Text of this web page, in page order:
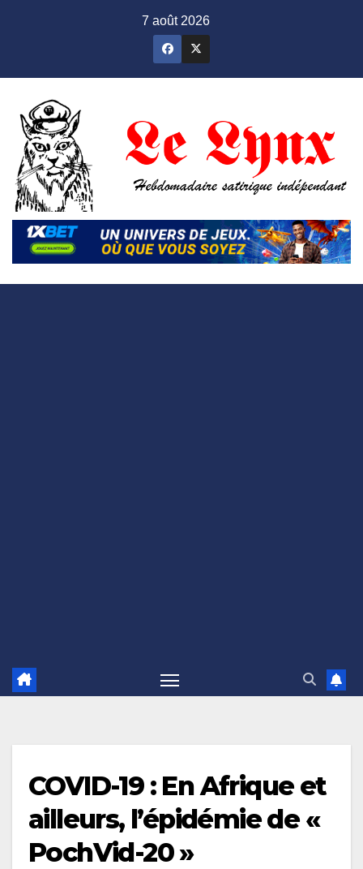
7 août 2026
COVID-19 : En Afrique et
ailleurs, l’épidémie de «
PochVid-20 »